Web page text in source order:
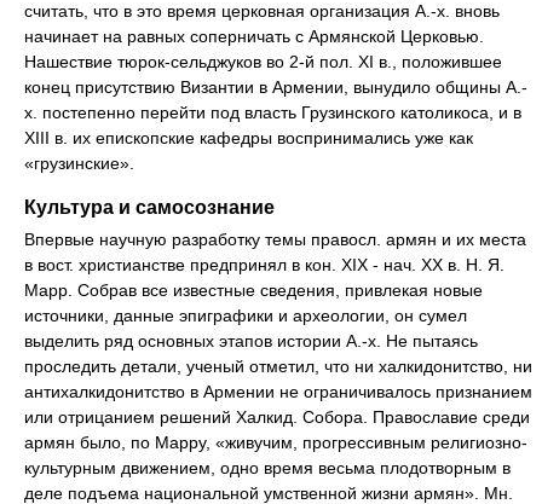
считать, что в это время церковная организация А.-х. вновь
начинает на равных соперничать с Армянской Церковью.
Нашествие тюрок-сельджуков во 2-й пол. XI в., положившее
конец присутствию Византии в Армении, вынудило общины А.-
х. постепенно перейти под власть Грузинского католикоса, и в
XIII в. их епископские кафедры воспринимались уже как
«грузинские».
Культура и самосознание
Впервые научную разработку темы правосл. армян и их места
в вост. христианстве предпринял в кон. XIX - нач. XX в. Н. Я.
Марр. Собрав все известные сведения, привлекая новые
источники, данные эпиграфики и археологии, он сумел
выделить ряд основных этапов истории А.-х. Не пытаясь
проследить детали, ученый отметил, что ни халкидонитство, ни
антихалкидонитство в Армении не ограничивалось признанием
или отрицанием решений Халкид. Cобора. Православие среди
армян было, по Марру, «живучим, прогрессивным религиозно-
культурным движением, одно время весьма плодотворным в
деле подъема национальной умственной жизни армян». Мн.